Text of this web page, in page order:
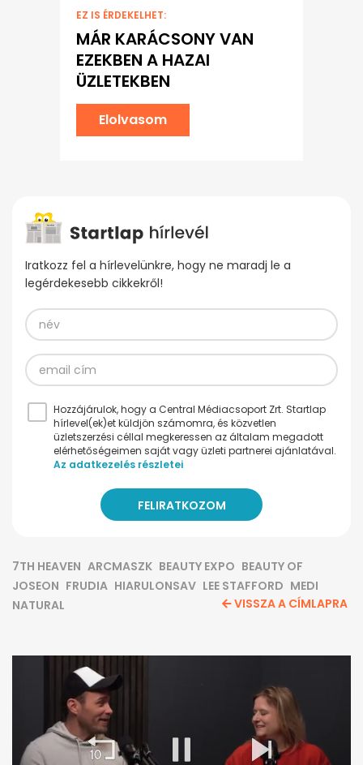
EZ IS ÉRDEKELHET:
MÁR KARÁCSONY VAN
EZEKBEN A HAZAI
ÜZLETEKBEN
Elolvasom
Iratkozz fel a hírlevelünkre, hogy ne maradj le a
legérdekesebb cikkekről!
Hozzájárulok, hogy a Central Médiacsoport Zrt. Startlap
hírlevel(ek)et küldjön számomra, és közvetlen
üzletszerzési céllal megkeressen az általam megadott
elérhetőségeimen saját vagy üzleti partnerei ajánlatával.
Az adatkezelés részletei
7TH HEAVEN ARCMASZK BEAUTY EXPO BEAUTY OF
JOSEON FRUDIA HIARULONSAV LEE STAFFORD MEDI
NATURAL
VISSZA A CÍMLAPRA